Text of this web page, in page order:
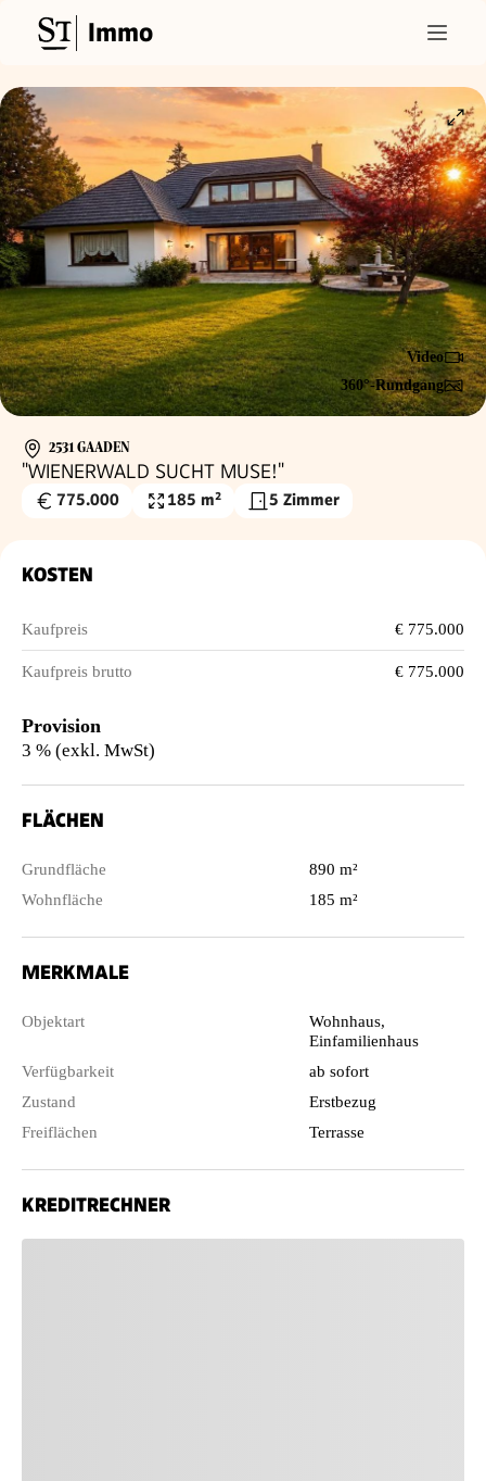
Immo
360°-Rundgang
Video
2531 GAADEN
"WIENERWALD SUCHT MUSE!"
Kaufpreis
775.000
Wohnfläche
185 m² 5 Zimmer
KOSTEN
Kaufpreis € 775.000
Kaufpreis brutto € 775.000
Provision
3 % (exkl. MwSt)
FLÄCHEN
Grundfläche
890 m²
Wohnfläche
185 m²
MERKMALE
Objektart
Wohnhaus,
Einfamilienhaus
Verfügbarkeit
ab sofort
Zustand
Erstbezug
Freiflächen
Terrasse
KREDITRECHNER